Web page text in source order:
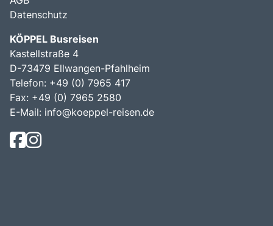
Datenschutz
KÖPPEL Busreisen
Kastellstraße 4
D-73479 Ellwangen-Pfahlheim
Telefon: +49 (0) 7965 417
Fax: +49 (0) 7965 2580
E-Mail: info@koeppel-reisen.de